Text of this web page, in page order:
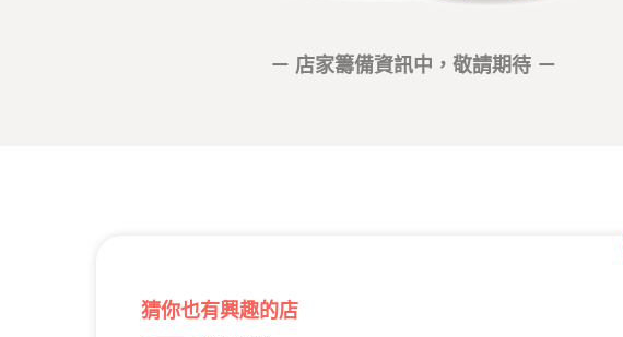
－ 店家籌備資訊中，敬請期待 －
猜你也有興趣的店